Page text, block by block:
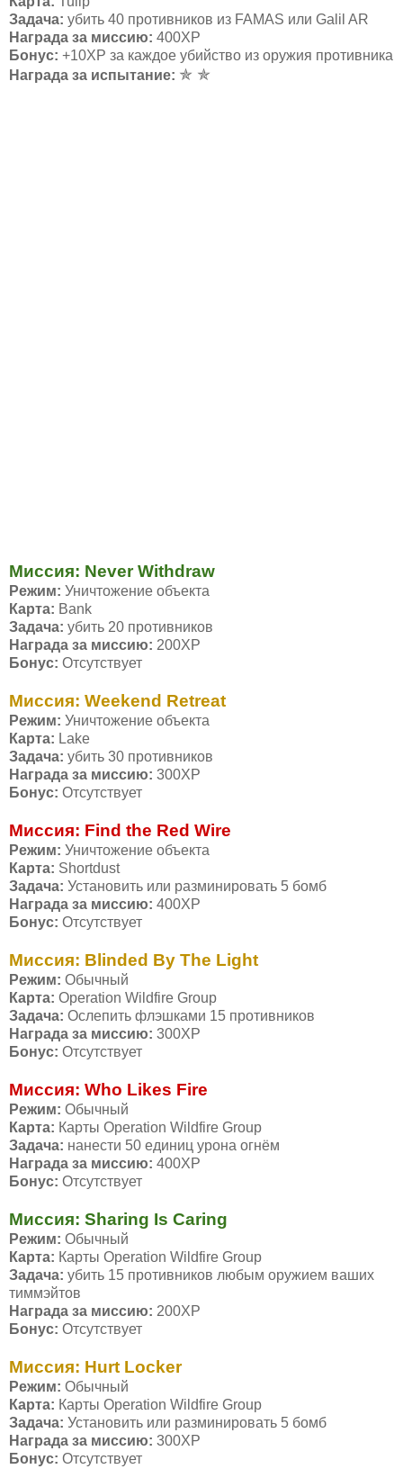
Задача: убить 40 противников из FAMAS или Galil AR
Награда за миссию: 400ХР
Бонус: +10ХР за каждое убийство из оружия противника
Награда за испытание: ✯ ✯
Миссия: Never Withdraw
Режим: Уничтожение объекта
Карта: Bank
Задача: убить 20 противников
Награда за миссию: 200ХР
Бонус: Отсутствует
Миссия: Weekend Retreat
Режим: Уничтожение объекта
Карта: Lake
Задача: убить 30 противников
Награда за миссию: 300ХР
Бонус: Отсутствует
Миссия: Find the Red Wire
Режим: Уничтожение объекта
Карта: Shortdust
Задача: Установить или разминировать 5 бомб
Награда за миссию: 400ХР
Бонус: Отсутствует
Миссия: Blinded By The Light
Режим: Обычный
Карта: Operation Wildfire Group
Задача: Ослепить флэшками 15 противников
Награда за миссию: 300ХР
Бонус: Отсутствует
Миссия: Who Likes Fire
Режим: Обычный
Карта: Карты Operation Wildfire Group
Задача: нанести 50 единиц урона огнём
Награда за миссию: 400ХР
Бонус: Отсутствует
Миссия: Sharing Is Caring
Режим: Обычный
Карта: Карты Operation Wildfire Group
Задача: убить 15 противников любым оружием ваших
тиммэйтов
Награда за миссию: 200ХР
Бонус: Отсутствует
Миссия: Hurt Locker
Режим: Обычный
Карта: Карты Operation Wildfire Group
Задача: Установить или разминировать 5 бомб
Награда за миссию: 300ХР
Бонус: Отсутствует